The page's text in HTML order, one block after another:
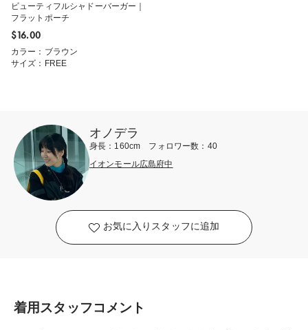
ビューティフルシャドーバーガー｜
フラットポーチ
$‌16.00
カラー：ブラウン
サイズ：FREE
オノデラ
身長：160cm フォロワー数：40
イオンモール広島府中
お気に入りスタッフに追加
着用スタッフコメント